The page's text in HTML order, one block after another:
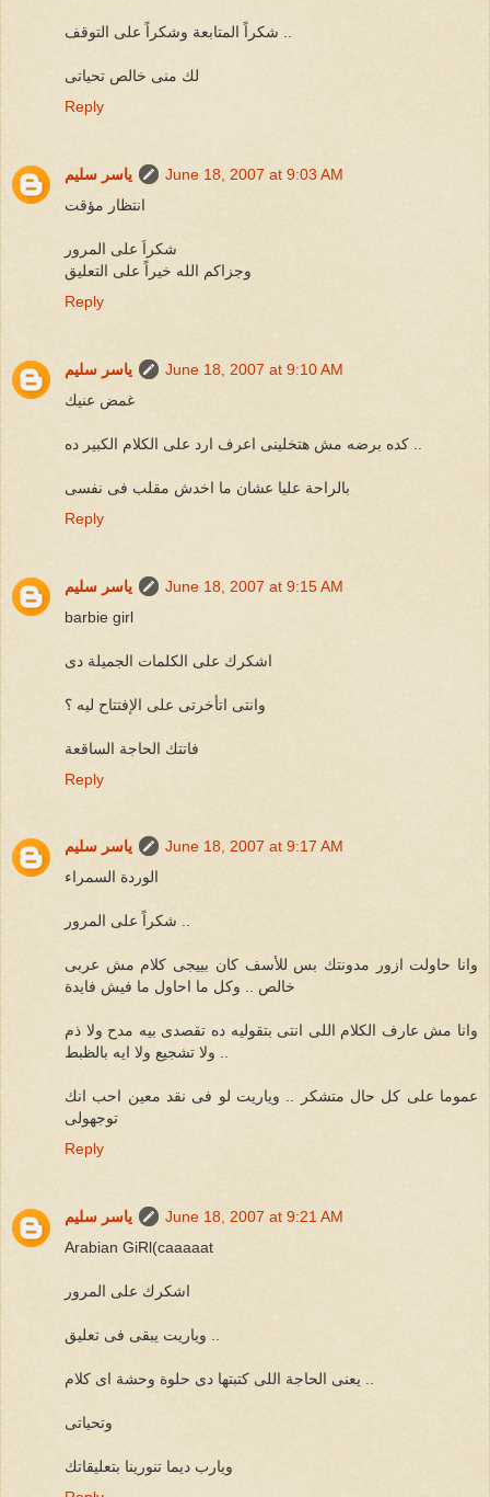
لك منى خالص تحياتى
Reply
ياسر سليم
June 18, 2007 at 9:03 AM
انتظار مؤقت
شكراَ على المرور
وجزاكم الله خيراً على التعليق
Reply
ياسر سليم
June 18, 2007 at 9:10 AM
غمض عنيك
بالراحة عليا عشان ما اخدش مقلب فى نفسى
Reply
ياسر سليم
June 18, 2007 at 9:15 AM
barbie girl
اشكرك على الكلمات الجميلة دى
وانتى اتأخرتى على الإفتتاح ليه ؟
فاتتك الحاجة الساقعة
Reply
ياسر سليم
June 18, 2007 at 9:17 AM
الوردة السمراء
شكراً على المرور ..
وانا حاولت ازور مدونتك بس للأسف كان بييجى كلام مش عربى
خالص .. وكل ما احاول ما فيش فايدة
وانا مش عارف الكلام اللى انتى بتقوليه ده تقصدى بيه مدح ولا ذم
ولا تشجيع ولا ايه بالظبط ..
عموما على كل حال متشكر .. وياريت لو فى نقد معين احب انك
توجهولى
Reply
ياسر سليم
June 18, 2007 at 9:21 AM
Arabian GiRl(caaaaat
اشكرك على المرور
وياريت يبقى فى تعليق ..
يعنى الحاجة اللى كتبتها دى حلوة وحشة اى كلام ..
وتحياتى
ويارب ديما تنورينا بتعليقاتك